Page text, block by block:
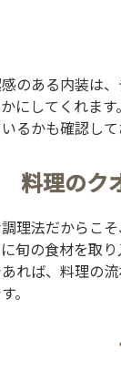
のある内装は
にしてくれま
るかも確認し
料理のク
理法だからこ
旬の食材を取
れば、料理の
。